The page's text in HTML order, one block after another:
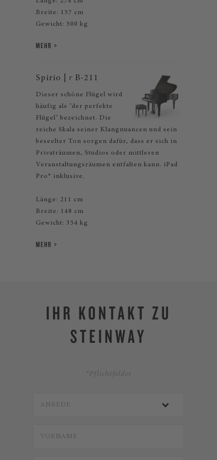
Breite: 157 cm
Gewicht: 500 kg
MEHR
Spirio | r B-211
Dieser schöne Flügel wird
häufig als "der perfekte
Flügel" bezeichnet. Die
reiche Skala seiner Klangnuancen und sein
beseelter Ton sorgen dafür, dass er sich in
Privaträumen, Studios oder mittleren
Veranstaltungsräumen entfalten kann. iPad
Pro® inklusive.
Länge: 211 cm
Breite: 148 cm
Gewicht: 354 kg
MEHR
IHR KONTAKT ZU
STEINWAY
*Pflichtfelder